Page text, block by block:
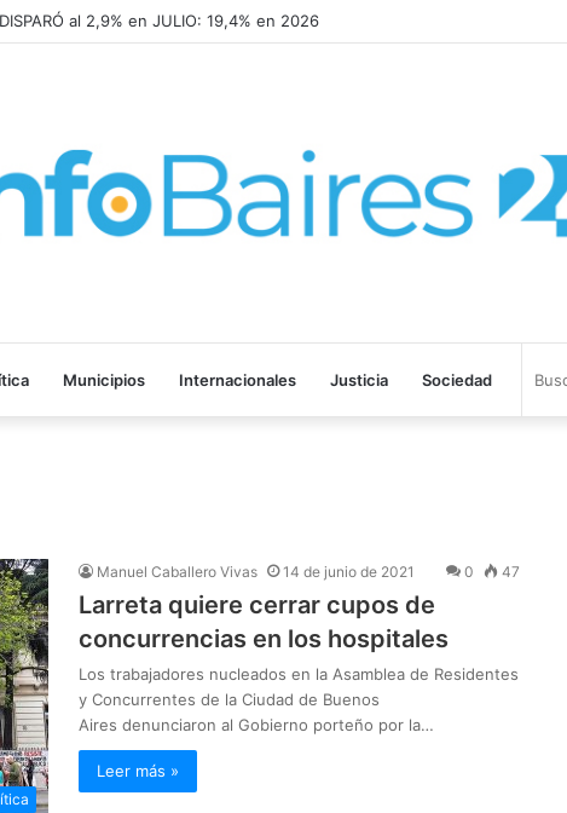
al 2,9% en JULIO: 19,4% en 2026
Municipios Internacionales Justicia Sociedad
Manuel Caballero Vivas 14 de junio de 2021 0 47
Larreta quiere cerrar cupos de
concurrencias en los hospitales
Los trabajadores nucleados en la Asamblea de Residentes
y Concurrentes de la Ciudad de Buenos
Aires denunciaron al Gobierno porteño por la…
Leer más »